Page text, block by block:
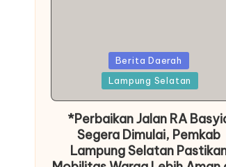
Berita Daerah
Lampung Selatan
*Perbaikan Jalan RA
Segera Dimulai, Pemkab
Lampung Selatan